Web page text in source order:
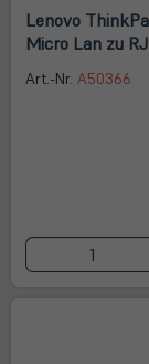
Lenovo
Micro Lan zu
Art.-Nr. A50366